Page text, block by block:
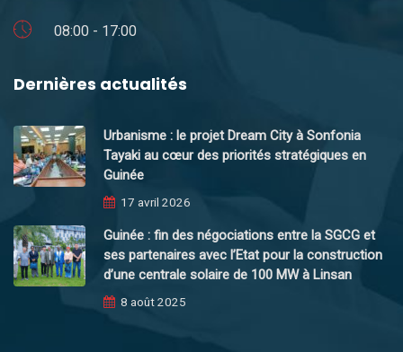
08:00 - 17:00
Dernières actualités
Urbanisme : le projet Dream City à Sonfonia
Tayaki au cœur des priorités stratégiques en
Guinée
17 avril 2026
Guinée : fin des négociations entre la SGCG et
ses partenaires avec l’Etat pour la construction
d’une centrale solaire de 100 MW à Linsan
8 août 2025